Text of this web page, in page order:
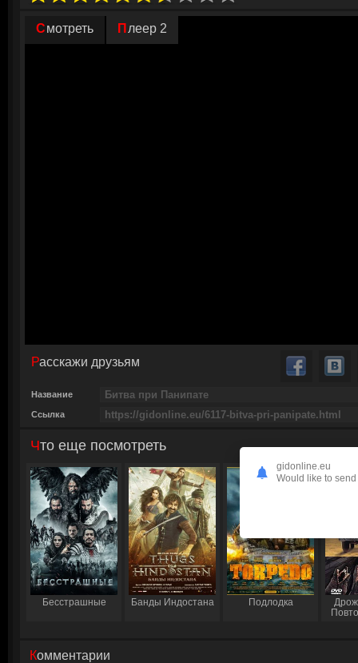
Смотреть Плеер 2
Расскажи друзьям
Название
Ссылка
Что еще посмотреть
Бесстрашные Банды Индостана Подлодка
Комментарии
gidonline.eu
Would like to